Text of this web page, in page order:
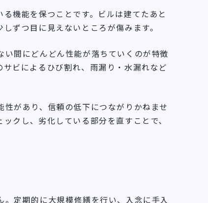
機能を保つことです。ビルは建てたあと
ずつ目に見えないところが傷みます。
間にどんどん性能が落ちていくのが特徴
ビによるひび割れ、雨漏り・水漏れなど
があり、信頼の低下につながりかねませ
クし、劣化している部分を直すことで、
定期的に大規模修繕を行い、入念に手入